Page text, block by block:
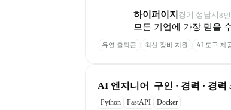
하이퍼이지 경기 성남시 8인
모든 기업에 가장 믿을
유연 출퇴근 최신 장비 지원 AI 도구 제
AI 엔지니어  구인 · 경력 · 경력
Python
FastAPI Docker